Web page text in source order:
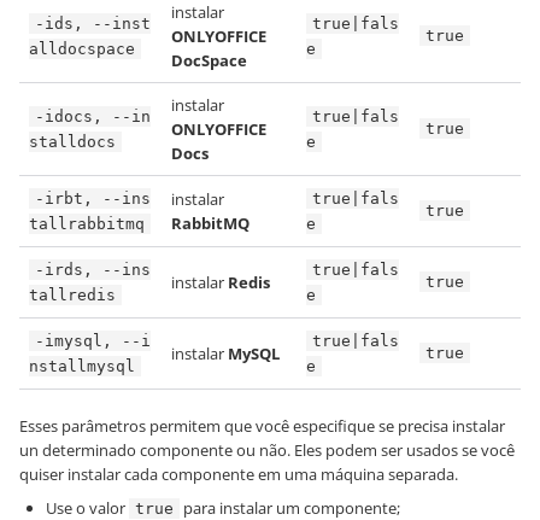
-ids, --inst
alldocspace
instalar
ONLYOFFICE
DocSpace
true|fals
e
true
-idocs, --in
stalldocs
instalar
ONLYOFFICE
Docs
true|fals
e
true
-irbt, --ins
tallrabbitmq
instalar
RabbitMQ
true|fals
e
true
-irds, --ins
tallredis
instalar Redis
true|fals
e
true
-imysql, --i
nstallmysql
instalar MySQL
true|fals
e
true
Esses parâmetros permitem que você especifique se precisa instalar
un determinado componente ou não. Eles podem ser usados se você
quiser instalar cada componente em uma máquina separada.
Use o valor true
para instalar um componente;